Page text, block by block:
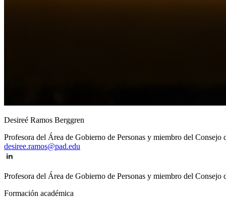
Desireé Ramos Berggren
Profesora del Área de Gobierno de Personas y miembro del
desiree.ramos@pad.edu
Profesora del Área de Gobierno de Personas y miembro del
Formación académica